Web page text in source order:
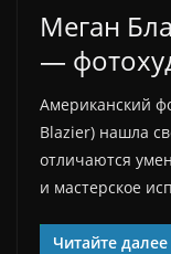
Меган
—
Американский
Blazier) нашла
отличаются
и мастерское
Читайте далее